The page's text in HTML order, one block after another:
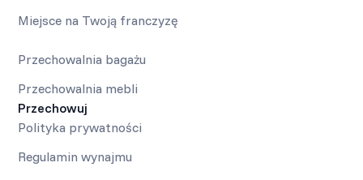
Miejsce na Twoją franczyzę
Przechowalnia bagażu
Przechowalnia mebli
Przechowuj
Polityka prywatności
Regulamin wynajmu